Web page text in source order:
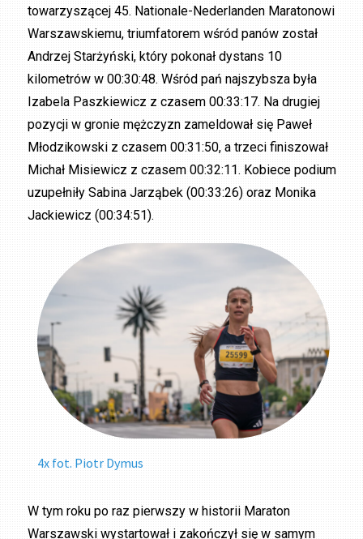
towarzyszącej 45. Nationale-Nederlanden Maratonowi
Warszawskiemu, triumfatorem wśród panów został
Andrzej Starżyński, który pokonał dystans 10
kilometrów w 00:30:48. Wśród pań najszybsza była
Izabela Paszkiewicz z czasem 00:33:17. Na drugiej
pozycji w gronie mężczyzn zameldował się Paweł
Młodzikowski z czasem 00:31:50, a trzeci finiszował
Michał Misiewicz z czasem 00:32:11. Kobiece podium
uzupełniły Sabina Jarząbek (00:33:26) oraz Monika
Jackiewicz (00:34:51).
4x fot. Piotr Dymus
W tym roku po raz pierwszy w historii Maraton
Warszawski wystartował i zakończył się w samym